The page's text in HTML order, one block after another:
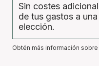
Sin costes
de tus gastos a
elección.
Obtén más información